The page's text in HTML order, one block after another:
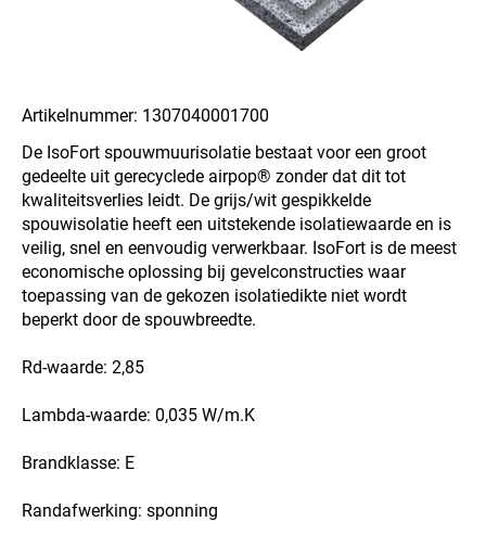
Artikelnummer: 1307040001700
De IsoFort spouwmuurisolatie bestaat voor een groot
gedeelte uit gerecyclede airpop® zonder dat dit tot
kwaliteitsverlies leidt. De grijs/wit gespikkelde
spouwisolatie heeft een uitstekende isolatiewaarde en is
veilig, snel en eenvoudig verwerkbaar. IsoFort is de meest
economische oplossing bij gevelconstructies waar
toepassing van de gekozen isolatiedikte niet wordt
beperkt door de spouwbreedte.
Rd-waarde: 2,85
Lambda-waarde: 0,035 W/m.K
Brandklasse: E
Randafwerking: sponning